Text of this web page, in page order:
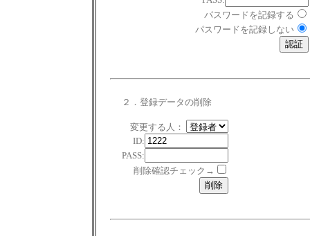
パスワードを記録する
パスワードを記録しない
２．登録データの削除
変更する人：
ID:
PASS:
削除確認チェック→